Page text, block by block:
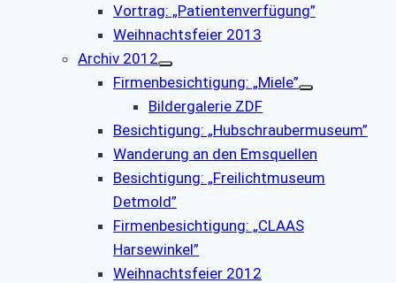
Vortrag: „Patientenverfügung”
Weihnachtsfeier 2013
Archiv 2012
Firmenbesichtigung: „Miele”
Bildergalerie ZDF
Besichtigung: „Hubschraubermuseum”
Wanderung an den Emsquellen
Besichtigung: „Freilichtmuseum
Detmold”
Firmenbesichtigung: „CLAAS
Harsewinkel”
Weihnachtsfeier 2012